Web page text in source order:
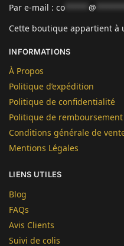
Par e-mail : co @
Cette boutique appartient à
INFORMATIONS
À Propos
Politique d’expédition
Politique de confidentialité
Politique de remboursement
Conditions générale de
Mentions Légales
LIENS UTILES
Blog
FAQs
Avis Clients
Suivi de colis